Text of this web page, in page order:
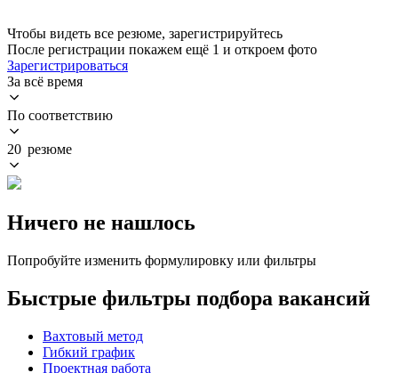
Чтобы видеть все резюме, зарегистрируйтесь
После регистрации покажем ещё 1 и откроем фото
Зарегистрироваться
За всё время
По соответствию
20 резюме
Ничего не нашлось
Попробуйте изменить формулировку или фильтры
Быстрые фильтры подбора вакансий
Вахтовый метод
Гибкий график
Проектная работа